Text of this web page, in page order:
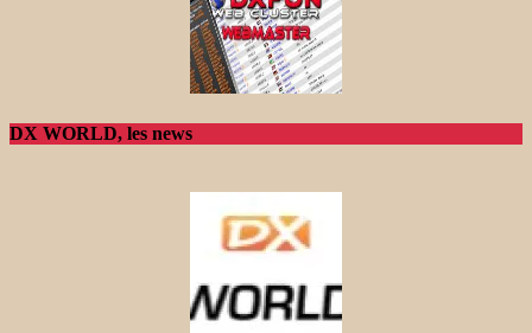
DX WORLD, les news